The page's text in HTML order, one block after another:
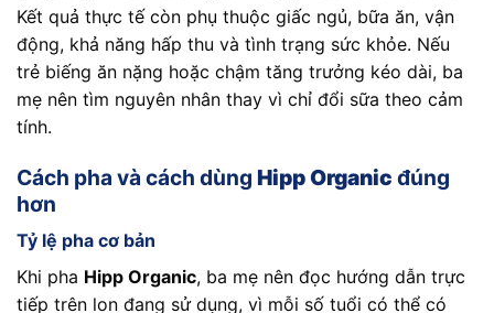
Kết quả thực tế còn phụ thuộc giấc ngủ, bữa ăn, vận
động, khả năng hấp thu và tình trạng sức khỏe. Nếu
trẻ biếng ăn nặng hoặc chậm tăng trưởng kéo dài, ba
mẹ nên tìm nguyên nhân thay vì chỉ đổi sữa theo cảm
tính.
Cách pha và cách dùng Hipp Organic đúng
hơn
Tỷ lệ pha cơ bản
Khi pha Hipp Organic, ba mẹ nên đọc hướng dẫn trực
tiếp trên lon đang sử dụng, vì mỗi số tuổi có thể có